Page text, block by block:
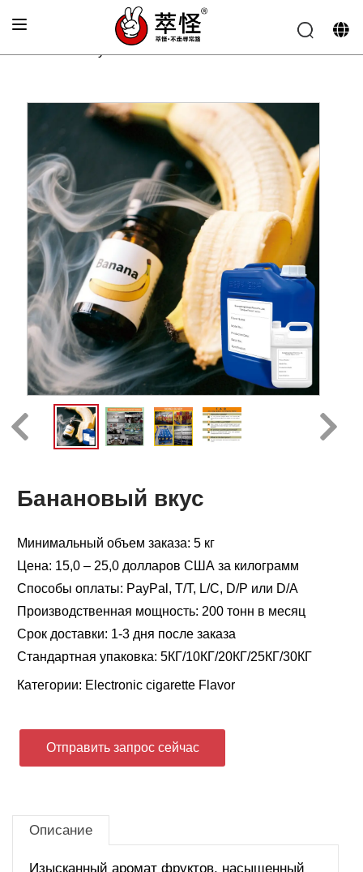
Аромат для электронных сигарет
Банановый вкус
Минимальный объем заказа: 5 кг
Цена: 15,0 – 25,0 долларов США за килограмм
Способы оплаты: PayPal, T/T, L/C, D/P или D/A
Производственная мощность: 200 тонн в месяц
Срок доставки: 1-3 дня после заказа
Стандартная упаковка: 5КГ/10КГ/20КГ/25КГ/30КГ
Категории: Electronic cigarette Flavor
Отправить запрос сейчас
Описание
Изысканный аромат фруктов, насыщенный